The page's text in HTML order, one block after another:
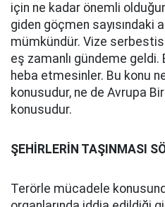
için ne kadar önemli
giden göçmen sayısındaki
mümkündür. Vize
eş zamanlı gündeme geldi.
heba etmesinler. Bu konu
konusudur, ne de Avrupa
konusudur.
ŞEHİRLERİN TAŞINMASI
Terörle mücadele